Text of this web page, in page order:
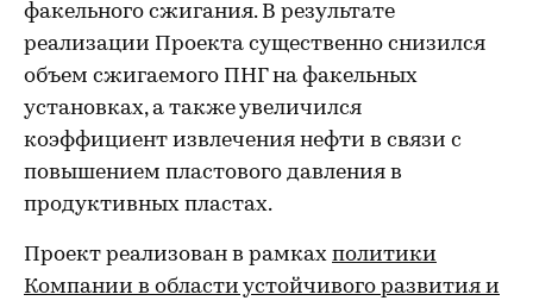
факельного сжигания. В результате
реализации Проекта существенно снизился
объем сжигаемого ПНГ на факельных
установках, а также увеличился
коэффициент извлечения нефти в связи с
повышением пластового давления в
продуктивных пластах.
Проект реализован в рамках политики
Компании в области устойчивого развития и